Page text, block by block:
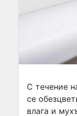
С течение
се
влага и